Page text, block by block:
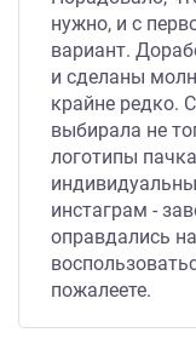
нужно, и с
вариант.
и сделаны
крайне редко.
выбирала не
логотипы
инстаграм -
оправдались
пожалеете.